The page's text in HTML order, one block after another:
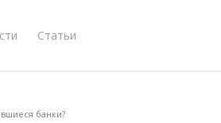
Статьи
банки?